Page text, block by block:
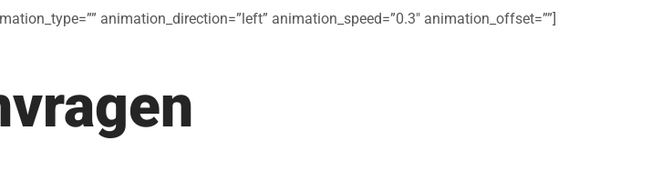
animation_direction=”left” animation_speed=”0.3″ animation_offset=””]